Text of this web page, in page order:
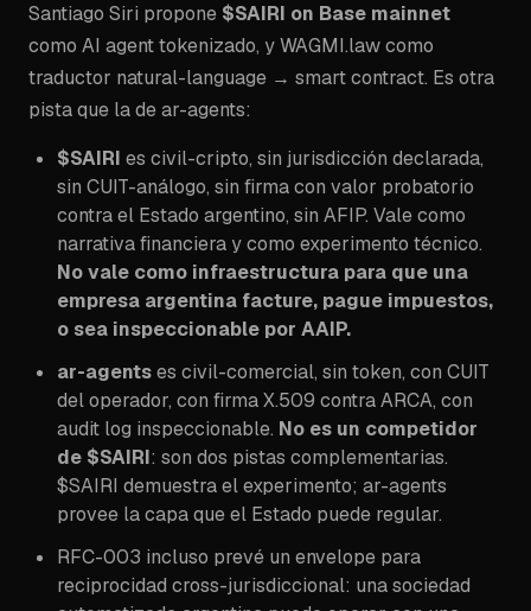
Santiago Siri propone $SAIRI on Base mainnet
como AI agent tokenizado, y WAGMI.law como
traductor natural-language → smart contract. Es otra
pista que la de ar-agents:
$SAIRI es civil-cripto, sin jurisdicción declarada,
sin CUIT-análogo, sin firma con valor probatorio
contra el Estado argentino, sin AFIP. Vale como
narrativa financiera y como experimento técnico.
No vale como infraestructura para que una
empresa argentina facture, pague impuestos,
o sea inspeccionable por AAIP.
ar-agentses civil-comercial, sin token, con CUIT
del operador, con firma X.509 contra ARCA, con
audit log inspeccionable. No es un competidor
de $SAIRI: son dos pistas complementarias.
$SAIRI demuestra el experimento; ar-agents
provee la capa que el Estado puede regular.
RFC-003 incluso prevé un envelope para
reciprocidad cross-jurisdiccional: una sociedad